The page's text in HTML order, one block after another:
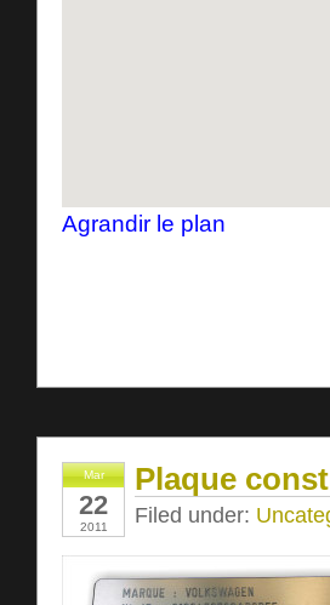
Agrandir le plan
Mar
22
2011
Plaque
Filed under: